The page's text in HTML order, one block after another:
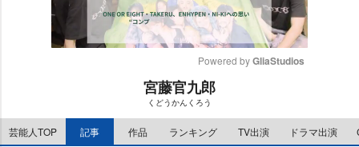
e
Powered by GliaStudios
宮藤官九郎
くどうかんくろう
芸能人TOP 記事 作品 ランキング TV出演 ドラマ出演